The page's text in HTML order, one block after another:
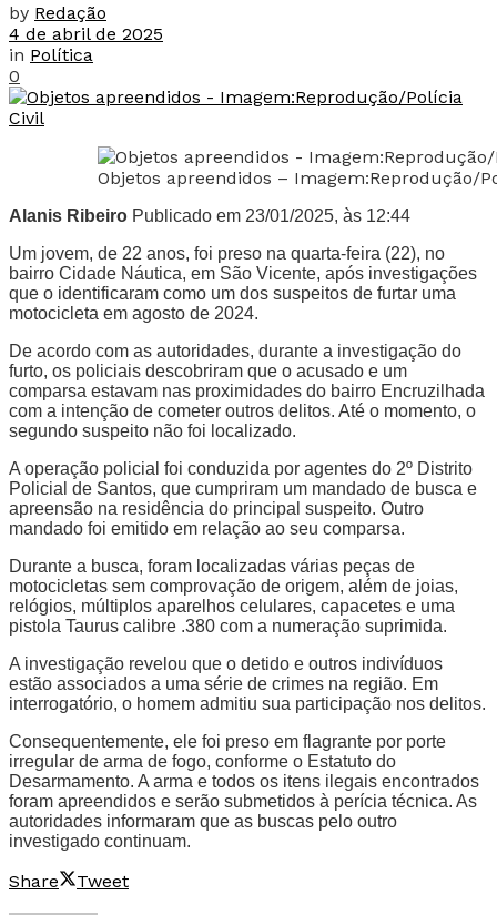
by Redação
4 de abril de 2025
in Política
0
Objetos apreendidos – Imagem:Reprodução/
Alanis Ribeiro Publicado em 23/01/2025, às 12:44
Um jovem, de 22 anos, foi preso na quarta-feira (22), no
bairro Cidade Náutica, em São Vicente, após investigações
que o identificaram como um dos suspeitos de furtar uma
motocicleta em agosto de 2024.
De acordo com as autoridades, durante a investigação do
furto, os policiais descobriram que o acusado e um
comparsa estavam nas proximidades do bairro Encruzilhada
com a intenção de cometer outros delitos. Até o momento, o
segundo suspeito não foi localizado.
A operação policial foi conduzida por agentes do 2º Distrito
Policial de Santos, que cumpriram um mandado de busca e
apreensão na residência do principal suspeito. Outro
mandado foi emitido em relação ao seu comparsa.
Durante a busca, foram localizadas várias peças de
motocicletas sem comprovação de origem, além de joias,
relógios, múltiplos aparelhos celulares, capacetes e uma
pistola Taurus calibre .380 com a numeração suprimida.
A investigação revelou que o detido e outros indivíduos
estão associados a uma série de crimes na região. Em
interrogatório, o homem admitiu sua participação nos delitos.
Consequentemente, ele foi preso em flagrante por porte
irregular de arma de fogo, conforme o Estatuto do
Desarmamento. A arma e todos os itens ilegais encontrados
foram apreendidos e serão submetidos à perícia técnica. As
autoridades informaram que as buscas pelo outro
investigado continuam.
Share Tweet